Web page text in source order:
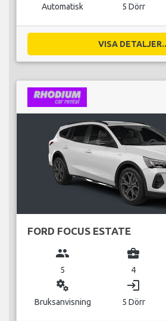
Automatisk 5 Dörr
VISA
FORD FOCUS ESTATE
group
5
business_center
4
miscellaneous_services
Bruksanvisning
login
5 Dörr